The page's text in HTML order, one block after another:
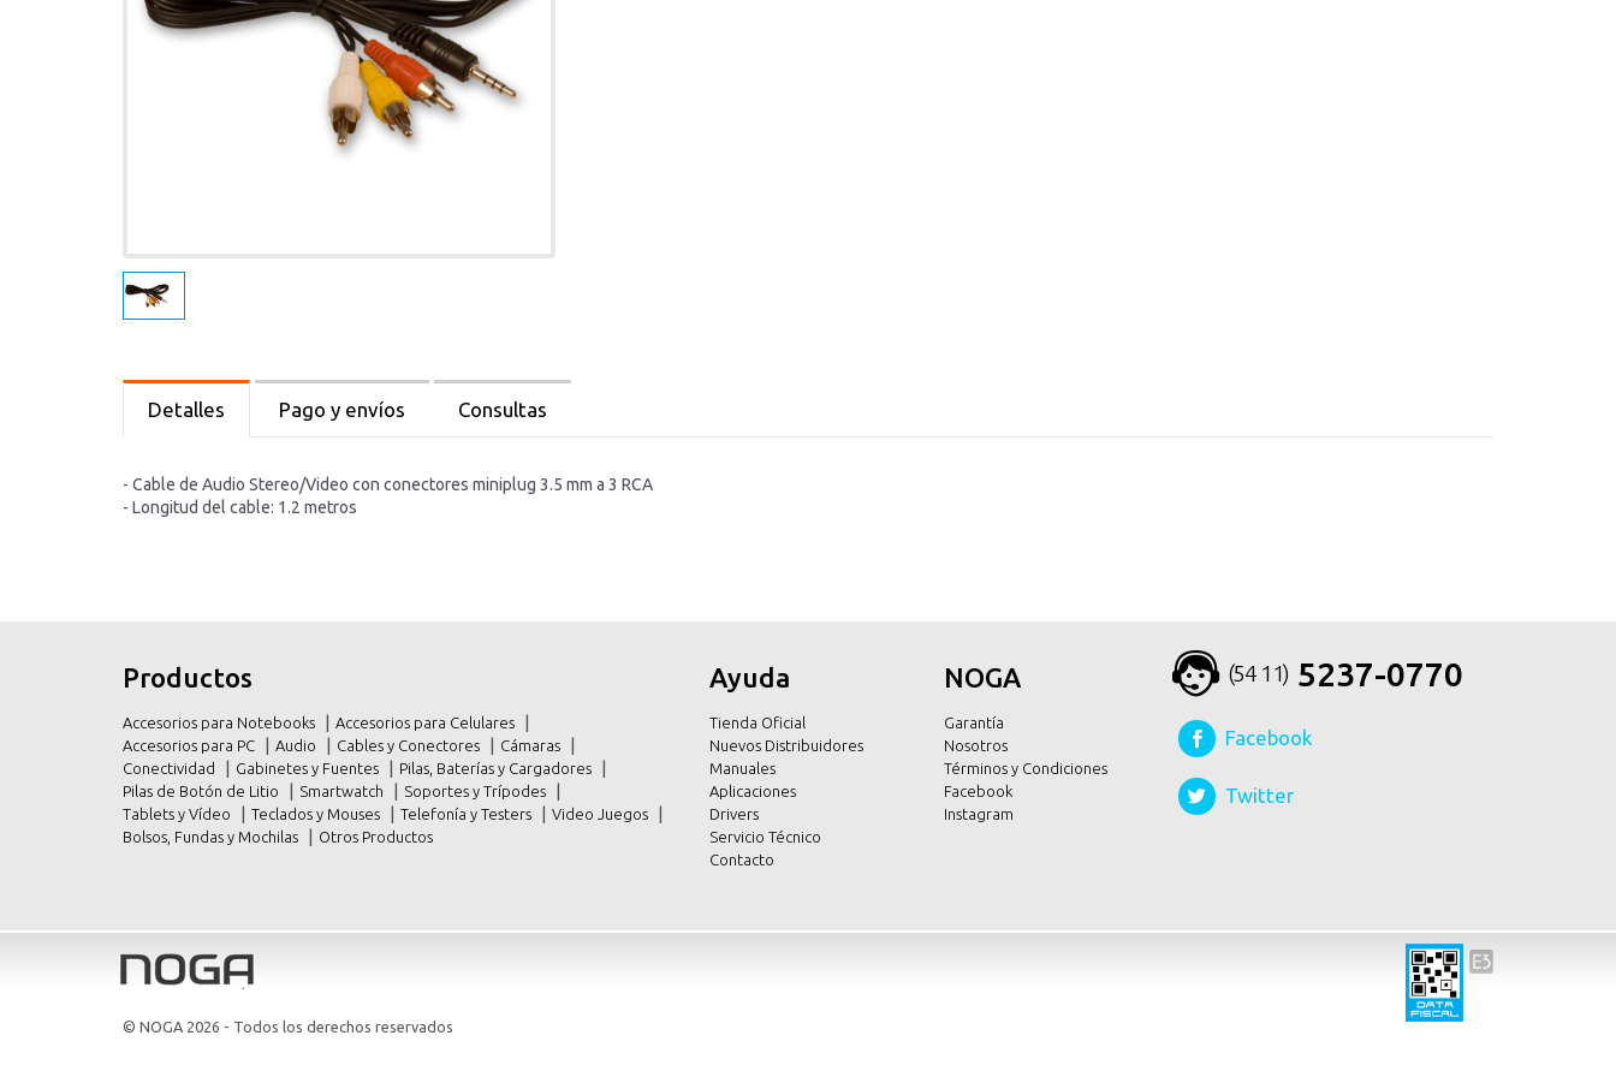
Detalles Pago y envíos Consultas
- Cable de Audio Stereo/Video con conectores miniplug 3.5 mm a 3 RCA
- Longitud del cable: 1.2 metros
productos
promociones
contacto
promociones
contacto
Productos
Accesorios para Notebooks
Accesorios para Celulares
Accesorios para PC
Audio Cables y Conectores
Cámaras
Conectividad
Gabinetes y Fuentes
Pilas, Baterías y Cargadores
Pilas de Botón de Litio
Smartwatch
Soportes y Trípodes
Tablets y Vídeo
Teclados y Mouses Telefonía y Testers
Video Juegos
Bolsos, Fundas y Mochilas
Otros Productos
Ayuda
Tienda Oficial
Nuevos Distribuidores
Manuales
Aplicaciones
Drivers
Servicio Técnico
Contacto
NOGA
Garantía
Nosotros
Términos y Condiciones
Facebook
Instagram
(54 11) 5237-0770
Facebook
Twitter
© NOGA 2026 - Todos los derechos reservados